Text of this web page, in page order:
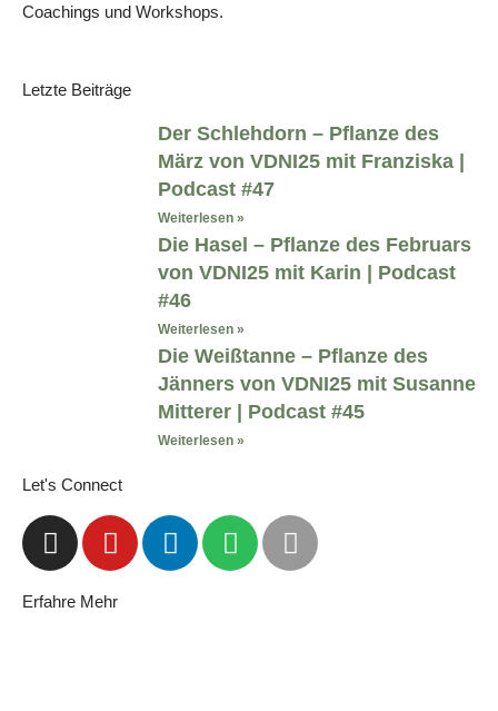
Coachings und Workshops.
Letzte Beiträge
Der Schlehdorn – Pflanze des
März von VDNI25 mit Franziska |
Podcast #47
Weiterlesen »
Die Hasel – Pflanze des Februars
von VDNI25 mit Karin | Podcast
#46
Weiterlesen »
Die Weißtanne – Pflanze des
Jänners von VDNI25 mit Susanne
Mitterer | Podcast #45
Weiterlesen »
Let's Connect
Erfahre Mehr